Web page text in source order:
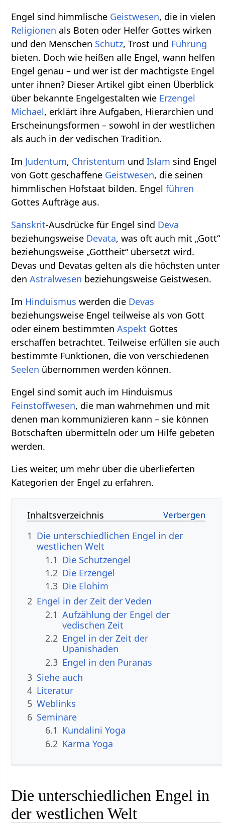
Engel sind himmlische Geistwesen, die in vielen
Religionen als Boten oder Helfer Gottes wirken
und den Menschen Schutz, Trost und Führung
bieten. Doch wie heißen alle Engel, wann helfen
Engel genau – und wer ist der mächtigste Engel
unter ihnen? Dieser Artikel gibt einen Überblick
über bekannte Engelgestalten wie Erzengel
Michael, erklärt ihre Aufgaben, Hierarchien und
Erscheinungsformen – sowohl in der westlichen
als auch in der vedischen Tradition.
Im Judentum, Christentum undIslam sind Engel
von Gott geschaffene Geistwesen, die seinen
himmlischen Hofstaat bilden. Engelführen
Gottes Aufträge aus.
Sanskrit-Ausdrücke für Engel sind Deva
beziehungsweise Devata, was oft auch mit „Gott“
beziehungsweise „Gottheit“ übersetzt wird.
Devas und Devatas gelten als die höchsten unter
denAstralwesen beziehungsweise Geistwesen.
Im Hinduismus werden die Devas
beziehungsweise Engel teilweise als von Gott
oder einem bestimmtenAspekt Gottes
erschaffen betrachtet. Teilweise erfüllen sie auch
bestimmte Funktionen, die von verschiedenen
Seelen übernommen werden können.
Engel sind somit auch im Hinduismus
Feinstoffwesen, die man wahrnehmen und mit
denen man kommunizieren kann – sie können
Botschaften übermitteln oder um Hilfe gebeten
werden.
Lies weiter, um mehr über die überlieferten
Kategorien der Engel zu erfahren.
Inhaltsverzeichnis
1 Die unterschiedlichen Engel in der
westlichen Welt
1.1 Die Schutzengel
1.2 Die Erzengel
1.3 Die Elohim
2 Engel in der Zeit der Veden
2.1 Aufzählung der Engel der
vedischen Zeit
2.2 Engel in der Zeit der
Upanishaden
2.3 Engel in den Puranas
3 Siehe auch
4 Literatur
5 Weblinks
6 Seminare
6.1 Kundalini Yoga
6.2 Karma Yoga
Die unterschiedlichen Engel in
der westlichen Welt